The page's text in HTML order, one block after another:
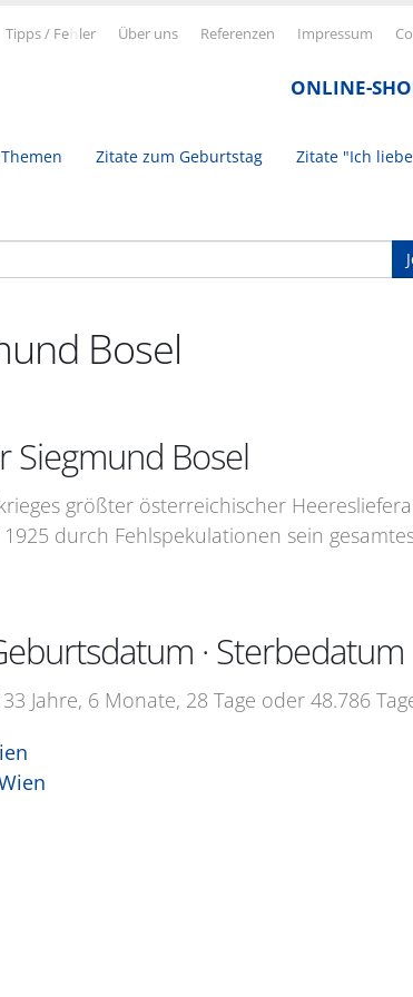
Tipps / Fe ler Über uns Referenzen Impressum
ONLINE-
Zitate zum Geburtstag Zitate "Ich
Bosel
Bosel
größter österreichischer
durch Fehlspekulationen sein
· Sterbedatum
Jahre, 6 Monate, 28 Tage oder 48.786